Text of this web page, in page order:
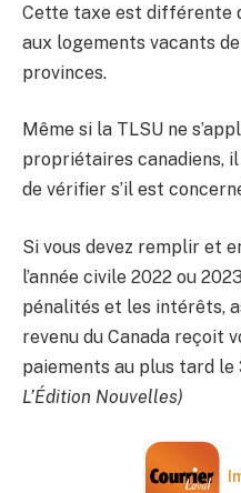
Cette taxe est différente
aux logements vacants
provinces.
Même si la TLSU ne
propriétaires canadiens,
de vérifier s’il est
Si vous devez remplir et
l’année civile 2022 ou
pénalités et les intérêts,
revenu du Canada reçoit
paiements au plus tard le
L’Édition Nouvelles)